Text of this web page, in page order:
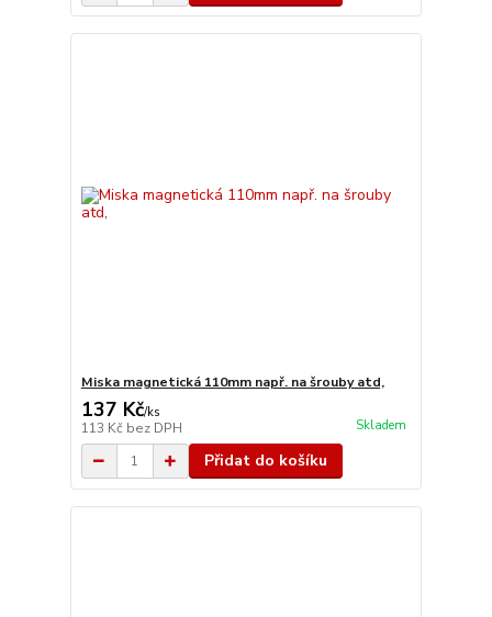
Miska magnetická 110mm např. na šrouby atd,
137 Kč/ks
113 Kč bez DPH Skladem
Přidat do košíku